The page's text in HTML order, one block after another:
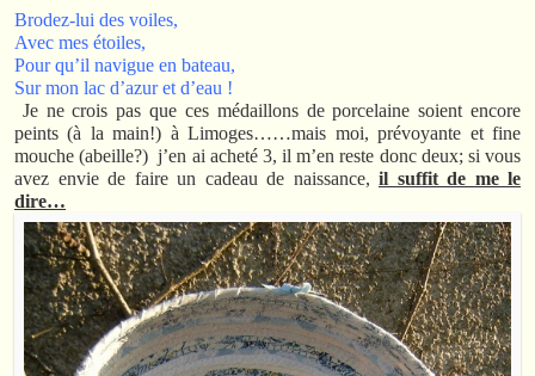
Brodez-lui des voiles,
Avec mes étoiles,
Pour qu’il navigue en bateau,
Sur mon lac d’azur et d’eau !
Je ne crois pas que ces médaillons de porcelaine soient encore
peints (à la main!) à Limoges……mais moi, prévoyante et fine
mouche (abeille?) j’en ai acheté 3, il m’en reste donc deux; si vous
avez envie de faire un cadeau de naissance, il suffit de me le
dire…